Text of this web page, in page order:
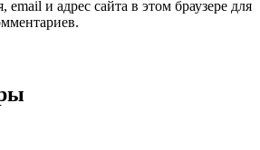
и адрес сайта в этом браузере для